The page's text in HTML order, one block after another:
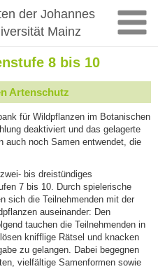
der Johannes
Mainz
8 bis 10
Artenschutz
für Wildpflanzen im Botanischen
deaktiviert und das gelagerte
auch noch Samen entwendet, die
bis dreistündiges
7 bis 10. Durch spielerische
sich die Teilnehmenden mit der
auseinander: Den
tauchen die Teilnehmenden in
knifflige Rätsel und knacken
zu gelangen. Dabei begegnen
vielfältige Samenformen sowie